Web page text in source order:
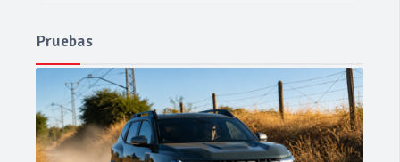
Pruebas